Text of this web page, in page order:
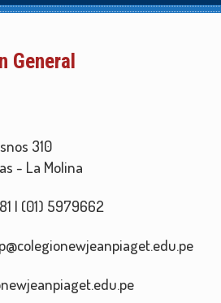
General
310
- La Molina
| (01) 5979662